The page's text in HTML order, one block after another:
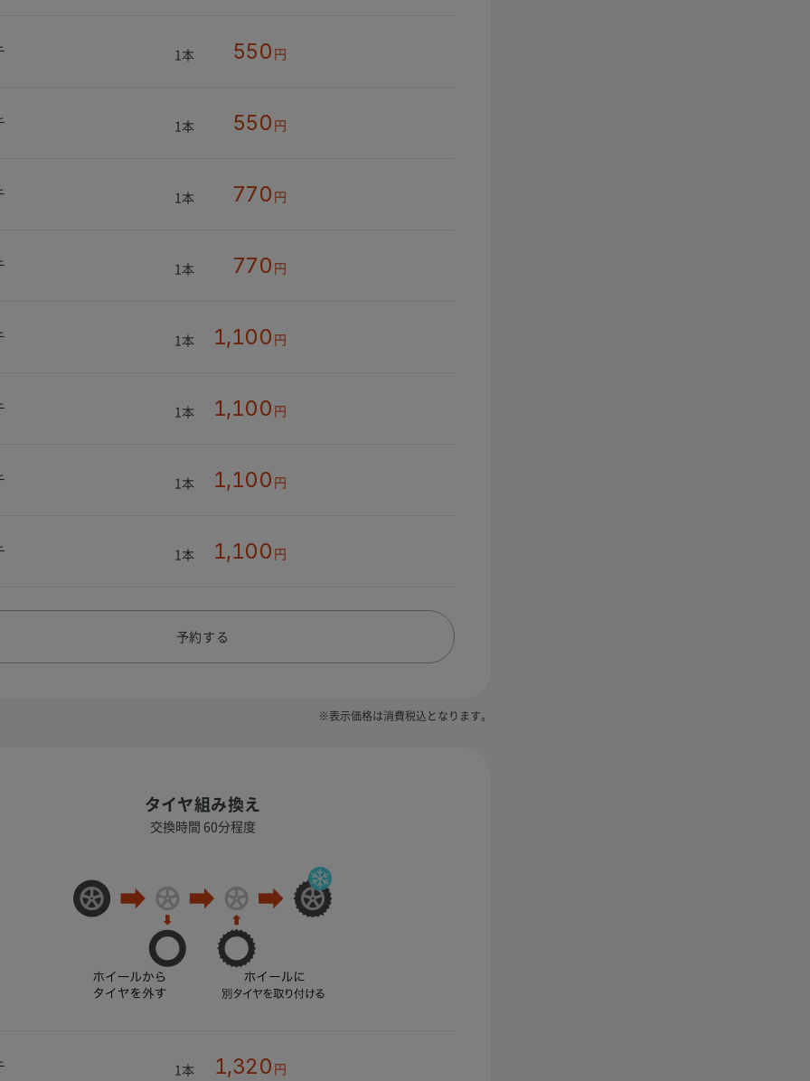
1本 550 円
1本 550 円
1本 770 円
1本 770 円
1本 1,100 円
1本 1,100 円
1本 1,100 円
1本 1,100 円
予約する
※表示価格は消費税込となります。
タイヤ組み換え
交換時間 60分程度
1本 1,320 円